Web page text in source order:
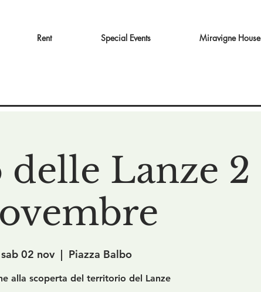
Rent Special Events Miravigne House
delle Lanze 2
sab 02 nov
  |
Piazza Balbo
alla scoperta del territorio del Lanze